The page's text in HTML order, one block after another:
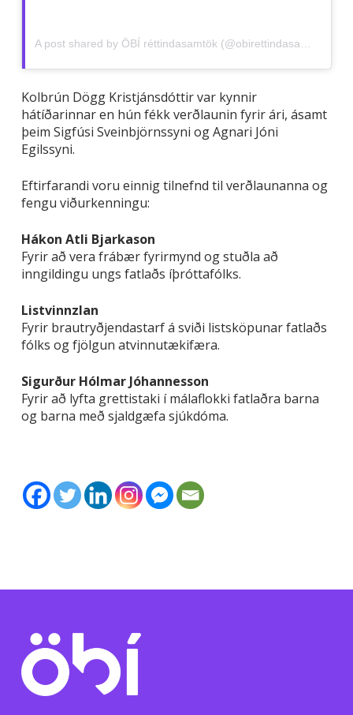
Kolbrún Dögg Kristjánsdóttir var kynnir
hátíðarinnar en hún fékk verðlaunin fyrir ári, ásamt
þeim Sigfúsi Sveinbjörnssyni og Agnari Jóni
Egilssyni.
Eftirfarandi voru einnig tilnefnd til verðlaunanna og
fengu viðurkenningu:
Hákon Atli Bjarkason
Fyrir að vera frábær fyrirmynd og stuðla að
inngildingu ungs fatlaðs íþróttafólks.
Listvinnzlan
Fyrir brautryðjendastarf á sviði listsköpunar fatlaðs
fólks og fjölgun atvinnutækifæra.
Sigurður Hólmar Jóhannesson
Fyrir að lyfta grettistaki í málaflokki fatlaðra barna
og barna með sjaldgæfa sjúkdóma.